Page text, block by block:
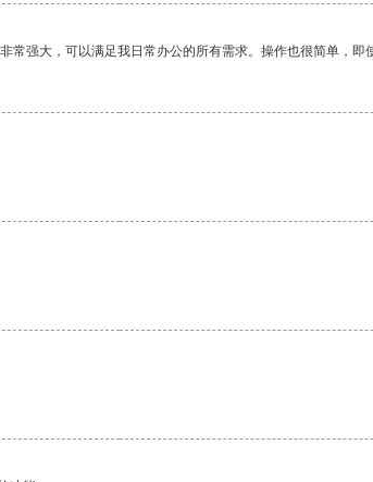
强大，可以满足我日常办公的所有需求。操作也很简单，即